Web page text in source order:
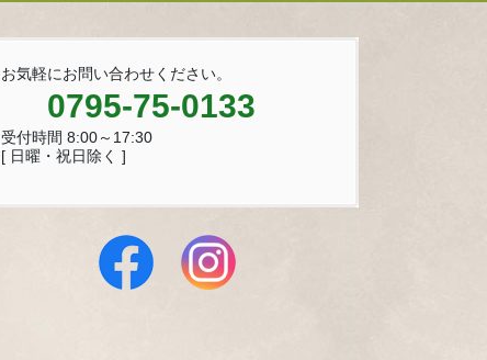
お気軽にお問い合わせください。
0795-75-0133
受付時間 8:00～17:30
[ 日曜・祝日除く ]